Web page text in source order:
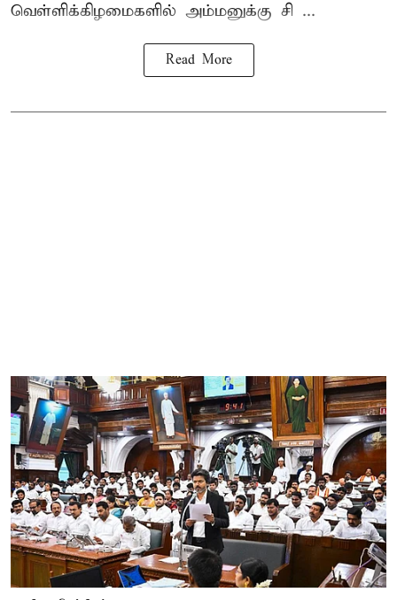
வெள்ளிக்கிழமைகளில் அம்மனுக்கு சி ...
Read More